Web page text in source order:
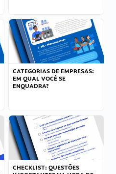
CATEGORIAS DE EMPRESAS:
EM QUAL VOCÊ SE
ENQUADRA?
CHECKLIST: QUESTÕES